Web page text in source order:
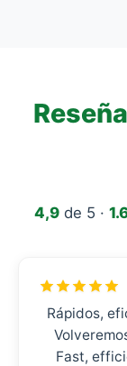
4,9 de 5 ·
Rápidos,
Fast,